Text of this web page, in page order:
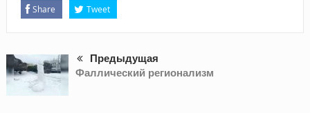
Share Tweet
Предыдущая
Фаллический регионализм